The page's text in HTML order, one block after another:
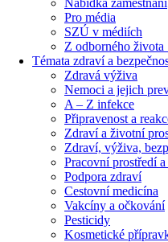
Nabídka zaměstnání
Pro média
SZÚ v médiích
Z odborného
Témata zdraví a
Zdravá výživa
Nemoci a jejich
A – Z infekce
Připravenost a
Zdraví a životní
Zdraví, výživa,
Pracovní prostředí
Podpora zdraví
Cestovní medicína
Vakcíny a očkování
Pesticidy
Kosmetické